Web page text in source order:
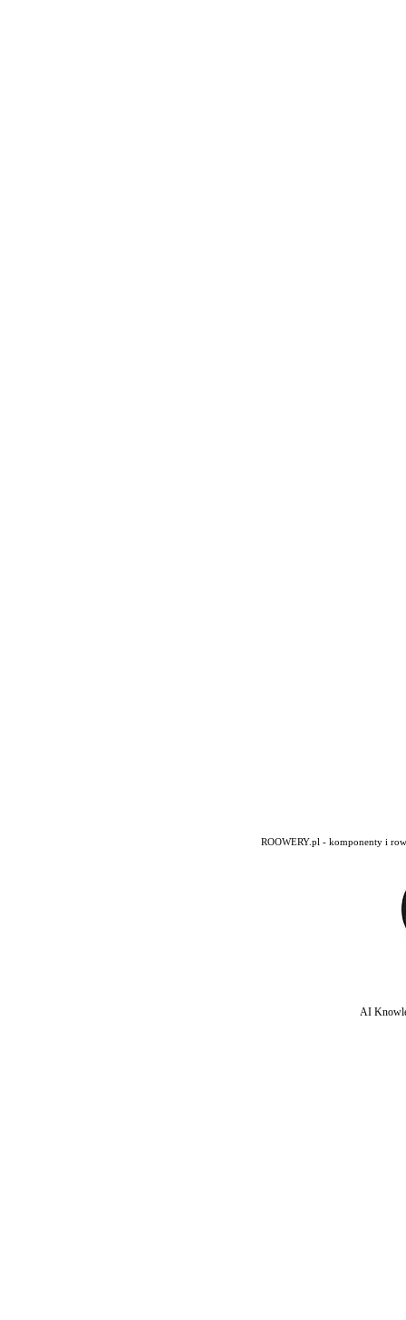
ROOWERY.pl - komponenty i
AI